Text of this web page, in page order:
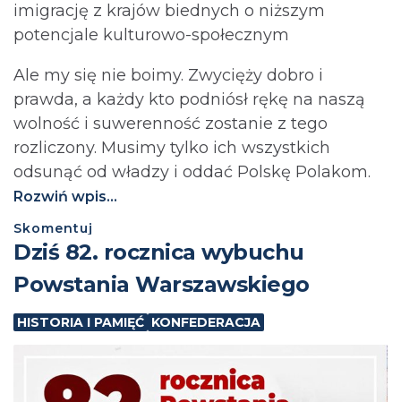
imigrację z krajów biednych o niższym
potencjale kulturowo-społecznym
Ale my się nie boimy. Zwycięży dobro i
prawda, a każdy kto podniósł rękę na naszą
wolność i suwerenność zostanie z tego
rozliczony. Musimy tylko ich wszystkich
odsunąć od władzy i oddać Polskę Polakom.
Rozwiń wpis...
Skomentuj
Dziś 82. rocznica wybuchu
Powstania Warszawskiego
HISTORIA I PAMIĘĆ KONFEDERACJA